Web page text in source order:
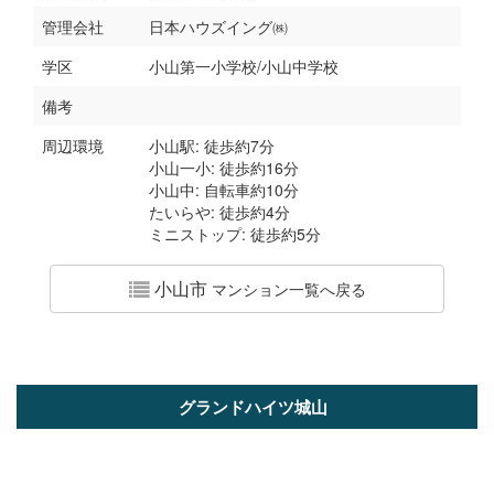
管理会社
日本ハウズイング㈱
学区
小山第一小学校/小山中学校
備考
周辺環境
小山駅: 徒歩約7分
小山一小: 徒歩約16分
小山中: 自転車約10分
たいらや: 徒歩約4分
ミニストップ: 徒歩約5分
小山市マンション一覧へ戻る
グランドハイツ城山